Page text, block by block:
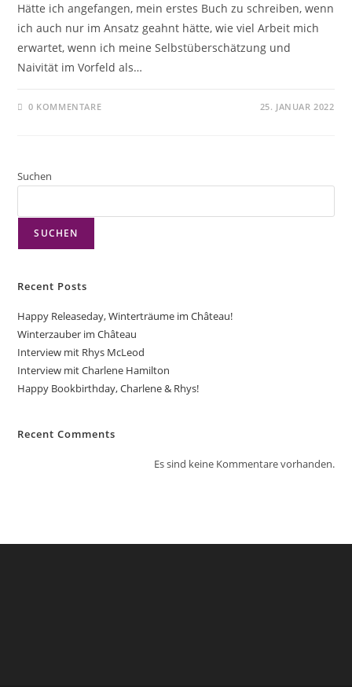
Hätte ich angefangen, mein erstes Buch zu schreiben, wenn
ich auch nur im Ansatz geahnt hätte, wie viel Arbeit mich
erwartet, wenn ich meine Selbstüberschätzung und
Naivität im Vorfeld als…
0 KOMMENTARE 25. JANUAR 2022
Suchen
SUCHEN
Recent Posts
Happy Releaseday, Winterträume im Château!
Winterzauber im Château
Interview mit Rhys McLeod
Interview mit Charlene Hamilton
Happy Bookbirthday, Charlene & Rhys!
Recent Comments
Es sind keine Kommentare vorhanden.